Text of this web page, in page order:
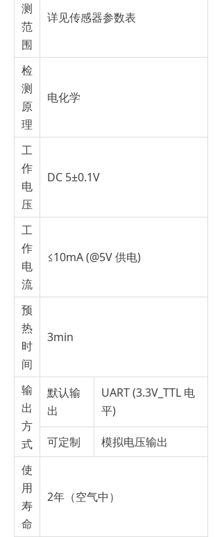
测
范
围
详见传感器参数表
检
测
原
理
电化学
工
作
电
压
DC 5±0.1V
工
作
电
流
≤10mA (@5V 供电)
预
热
时
间
3min
输
出
方
式
默认输
出
UART (3.3V_TTL 电
平)
可定制
模拟电压输出
使
用
寿
命
2年（空气中）